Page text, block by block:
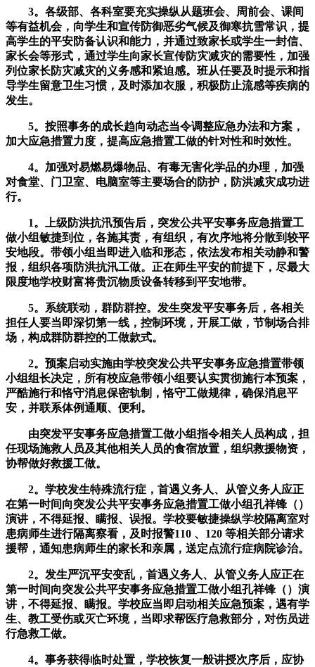
3。各级部、各科室要充实操纵从题班会、周前会、课间
等有益机会，向学生和宣传防御恶劣气候及御寒抗雪常识，提
高学生的平安防备认识和能力，并通过致家长或学生一封信、
家长会等形式，通过学生向家长宣传防灾减灾的需要性，加强
列位家长防灾减灾的义务感和紧迫感。班从任要及时提示和指
导学生留意卫生习惯，及时添加衣服，积极防止流感等疾病的
发生。
5。按照事务的成长趋向动态当令调整应急办法和方案，
加大应急措置力度，提高应急措置工做的针对性和时效性。
4。加强对易燃易爆物品、有毒无害化学品的办理，加强
对食堂、门卫室、电脑室等主要场合的防护，防洪减灾成功进
行。
1。上级防洪抗汛预告后，突发公共平安事务应急措置工
做小组敏捷到位，各施其责，有组织，有次序地将分散到较平
安地段。带领小组当即进入临和形态，依法发布相关动静和警
报，组织各项防洪抗汛工做。正在师生平安的前提下，尽最大
限度地学校财富将贵沉物质设备转移到平安地带。
5。系统联动，群防群控。发生突发平安事务后，各相关
担任人要当即深切第一线，控制环境，开展工做，节制场合排
场，构成群防群控的工做款式。
2。预案启动实施由学校突发公共平安事务应急措置带领
小组组长决定，所有校应急带领小组要认实贯彻施行本预案，
严酷施行和恪守消息保密轨制，恪守工做规律，确保消息平
安，并联系体例通顺、便利。
由突发平安事务应急措置工做小组指令相关人员构成，担
任现场施救人员及其他相关人员的食宿放置，组织救援物资，
协帮做好救援工做。
2。学校发生特殊流行症，首遇义务人、从管义务人应正
在第一时间向突发公共平安事务应急措置工做小组孔祥锋（）
演讲，不得延报、瞒报、误报。学校要敏捷操纵学校隔离室对
患病师生进行隔离察看，及时报警110 、120 等相关部分请求
援帮，通知患病师生的家长和亲属，送定点流行症病院诊治。
2。发生严沉平安变乱，首遇义务人、从管义务人应正在
第一时间向突发公共平安事务应急措置工做小组孔祥锋（）演
讲，不得延报、瞒报。学校应当即启动相关应急预案，遇有学
生、教工受伤或灭亡环境，当即求帮医疗急救部分，对伤员进
行急救工做。
4。事务获得临时处置，学校恢复一般讲授次序后，应协